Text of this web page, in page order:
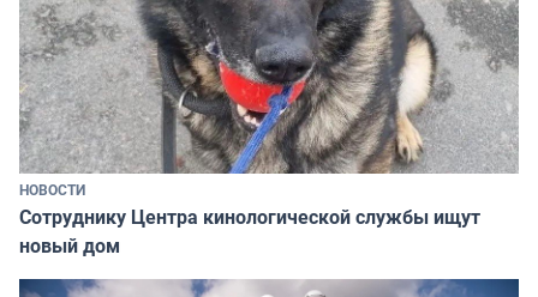
НОВОСТИ
Сотруднику Центра кинологической службы ищут
новый дом